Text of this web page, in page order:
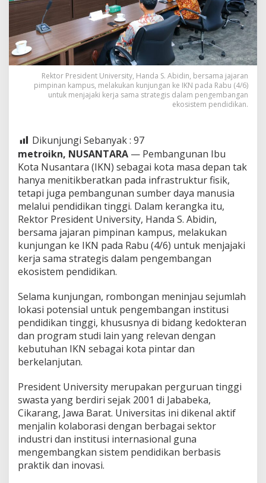
Rektor President University, Handa S. Abidin, bersama jajaran
pimpinan kampus, melakukan kunjungan ke IKN pada Rabu (4/6)
untuk menjajaki kerja sama strategis dalam pengembangan
ekosistem pendidikan.
Dikunjungi Sebanyak : 97
metroikn, NUSANTARA — Pembangunan Ibu
Kota Nusantara (IKN) sebagai kota masa depan tak
hanya menitikberatkan pada infrastruktur fisik,
tetapi juga pembangunan sumber daya manusia
melalui pendidikan tinggi. Dalam kerangka itu,
Rektor President University, Handa S. Abidin,
bersama jajaran pimpinan kampus, melakukan
kunjungan ke IKN pada Rabu (4/6) untuk menjajaki
kerja sama strategis dalam pengembangan
ekosistem pendidikan.
Selama kunjungan, rombongan meninjau sejumlah
lokasi potensial untuk pengembangan institusi
pendidikan tinggi, khususnya di bidang kedokteran
dan program studi lain yang relevan dengan
kebutuhan IKN sebagai kota pintar dan
berkelanjutan.
President University merupakan perguruan tinggi
swasta yang berdiri sejak 2001 di Jababeka,
Cikarang, Jawa Barat. Universitas ini dikenal aktif
menjalin kolaborasi dengan berbagai sektor
industri dan institusi internasional guna
mengembangkan sistem pendidikan berbasis
praktik dan inovasi.